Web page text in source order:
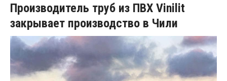
Производитель труб из ПВХ Vinilit
закрывает производство в Чили